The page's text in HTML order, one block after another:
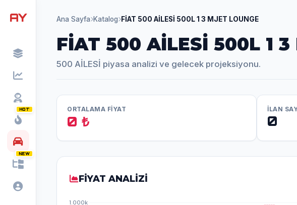
AY
HOT
NEW
Ana Sayfa Katalog FİAT 500 AİLESİ 500L 1 3 MJET LOUNGE
FİAT 500 AİLESİ 500L 1 3
500 AİLESİ piyasa analizi ve gelecek projeksiyonu.
ORTALAMA FİYAT
0 ₺
İLAN
0
FİYAT ANALİZİ